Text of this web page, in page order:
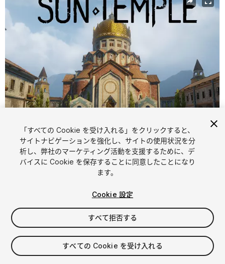
1/ 20
FREE
in the past week
「すべての Cookie を受け入れる」をクリックすると、
サイトナビゲーションを強化し、サイトの使用状況を分
析し、弊社のマーケティング活動を支援するために、デ
バイスに Cookie を保存することに同意したことになり
ます。
Cookie 設定
すべて拒否する
すべての Cookie を受け入れる